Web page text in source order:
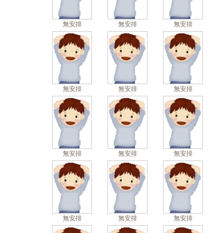
無安排 無安排 無安排
無安排 無安排 無安排
無安排 無安排 無安排
無安排 無安排 無安排